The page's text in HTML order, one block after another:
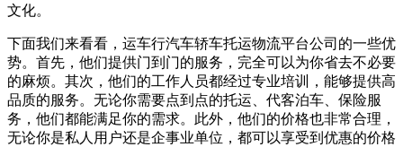
文化。
下面我们来看看，运车行汽车轿车托运物流平台公司的一些优
势。首先，他们提供门到门的服务，完全可以为你省去不必要
的麻烦。其次，他们的工作人员都经过专业培训，能够提供高
品质的服务。无论你需要点到点的托运、代客泊车、保险服
务，他们都能满足你的需求。此外，他们的价格也非常合理，
无论你是私人用户还是企事业单位，都可以享受到优惠的价格